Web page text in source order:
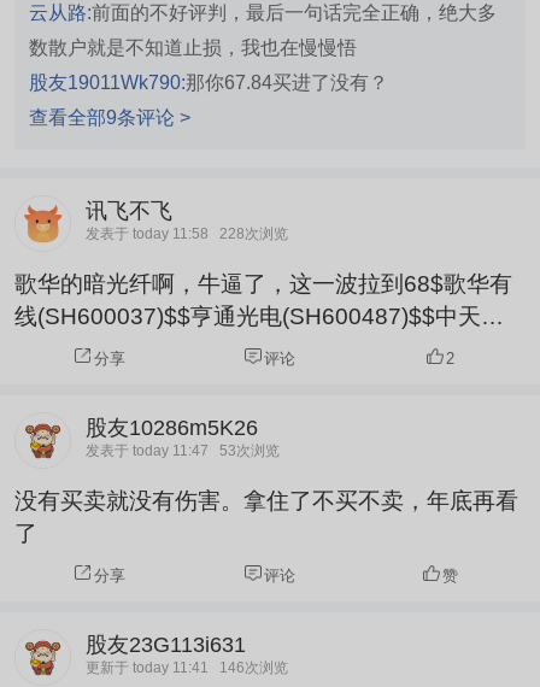
云从路:前面的不好评判，最后一句话完全正确，绝大多
数散户就是不知道止损，我也在慢慢悟
股友19011Wk790:那你67.84买进了没有？
查看全部9条评论 >
讯飞不飞
发表于 today 11:58 228次浏览
歌华的暗光纤啊，牛逼了，这一波拉到68$歌华有
线(SH600037)$$亨通光电(SH600487)$$中天科
技(SH600522)$
分享 评论 2
股友10286m5K26
发表于 today 11:47 53次浏览
没有买卖就没有伤害。拿住了不买不卖，年底再看
了
分享 评论 赞
股友23G113i631
更新于 today 11:41 146次浏览